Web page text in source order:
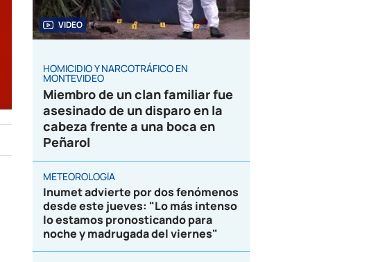
VIDEO
HOMICIDIO Y NARCOTRÁFICO EN
MONTEVIDEO
Miembro de un clan familiar fue
asesinado de un disparo en la
cabeza frente a una boca en
Peñarol
METEOROLOGÍA
Inumet advierte por dos fenómenos
desde este jueves: "Lo más intenso
lo estamos pronosticando para
noche y madrugada del viernes"